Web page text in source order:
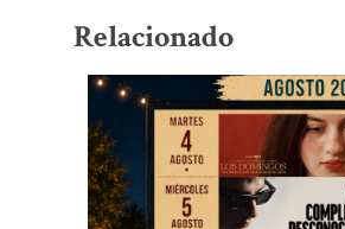
Relacionado